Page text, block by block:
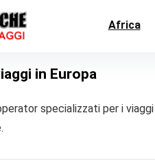
Africa
in Europa
specializzati per i